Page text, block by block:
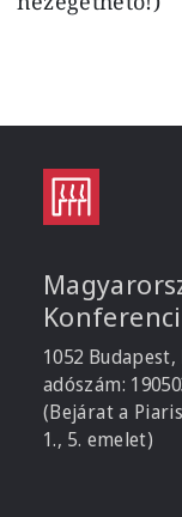
1052
adószám:
(Bejárat a
1., 5. emelet)